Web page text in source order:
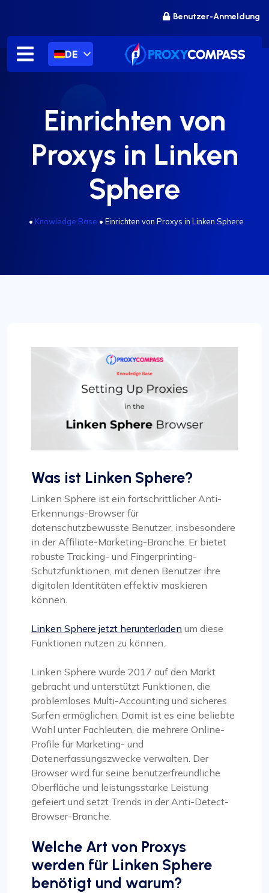
springen
Benutzer-Anmeldung
DE
Einrichten von
Proxys in Linken
Sphere
• Knowledge Base • Einrichten von Proxys in Linken Sphere
Was ist Linken Sphere?
Linken Sphere ist ein fortschrittlicher Anti-
Erkennungs-Browser für
datenschutzbewusste Benutzer, insbesondere
in der Affiliate-Marketing-Branche. Er bietet
robuste Tracking- und Fingerprinting-
Schutzfunktionen, mit denen Benutzer ihre
digitalen Identitäten effektiv maskieren
können.
Linken Sphere jetzt herunterladen um diese
Funktionen nutzen zu können.
Linken Sphere wurde 2017 auf den Markt
gebracht und unterstützt Funktionen, die
problemloses Multi-Accounting und sicheres
Surfen ermöglichen. Damit ist es eine beliebte
Wahl unter Fachleuten, die mehrere Online-
Profile für Marketing- und
Datenerfassungszwecke verwalten. Der
Browser wird für seine benutzerfreundliche
Oberfläche und leistungsstarke Leistung
gefeiert und setzt Trends in der Anti-Detect-
Browser-Branche.
Welche Art von Proxys
werden für Linken Sphere
benötigt und warum?